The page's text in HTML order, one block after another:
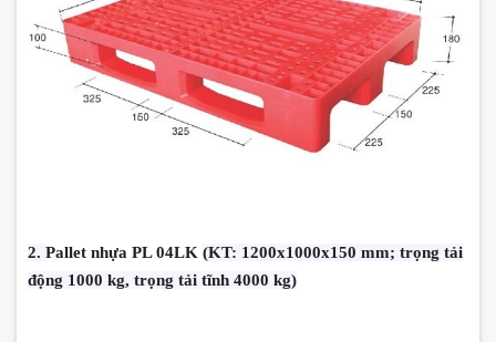
2. Pallet nhựa PL 04LK (KT: 1200x1000x150 mm; trọng tải
động 1000 kg, trọng tải tĩnh 4000 kg)